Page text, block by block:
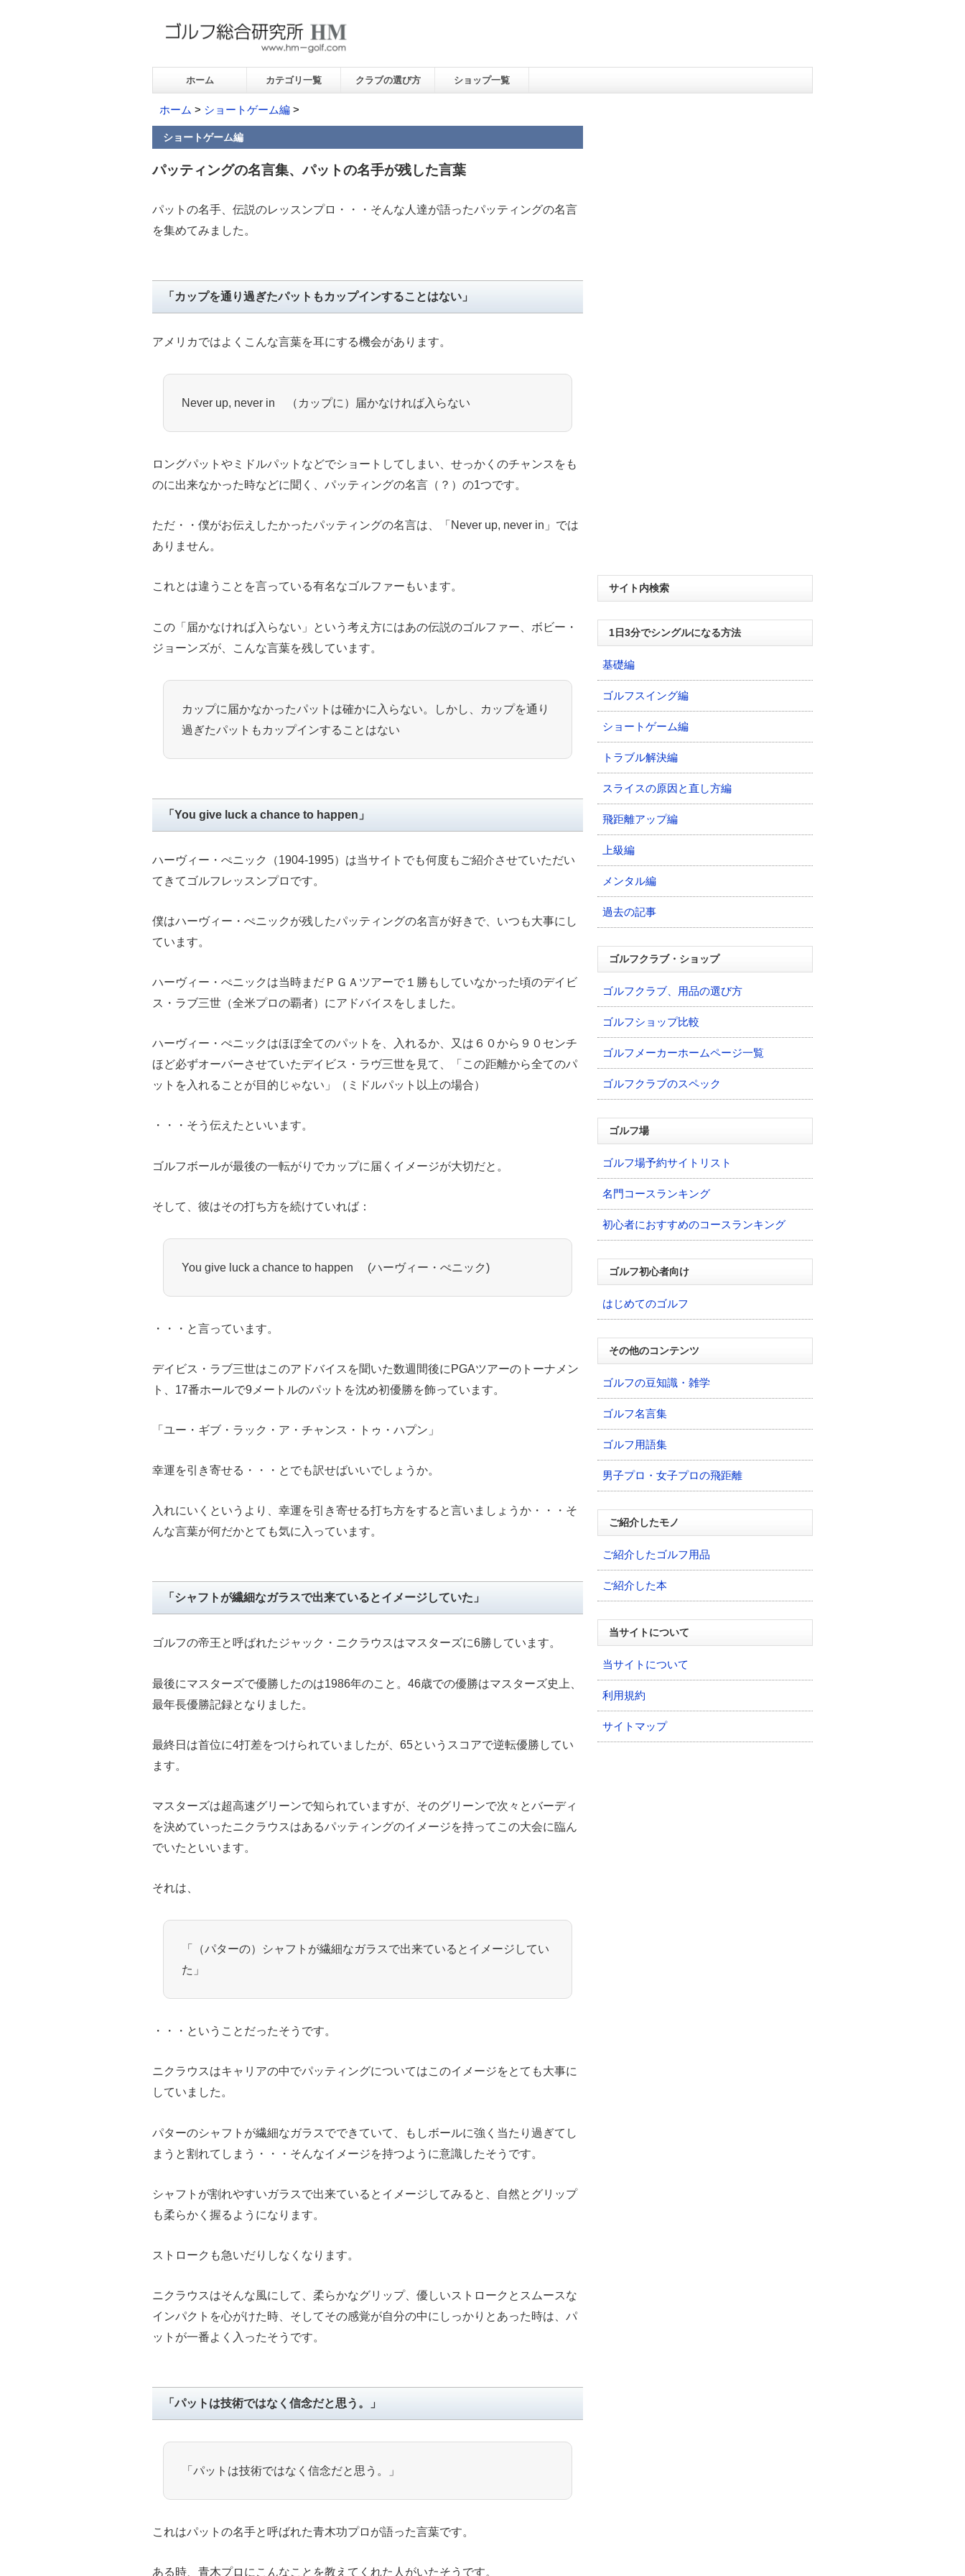
ホーム カテゴリ一覧 クラブの選び方 ショップ一覧
ホーム > ショートゲーム編 >
ショートゲーム編
パッティングの名言集、パットの名手が残した言葉
パットの名手、伝説のレッスンプロ・・・そんな人達が語ったパッティングの名言
を集めてみました。
「カップを通り過ぎたパットもカップインすることはない」
アメリカではよくこんな言葉を耳にする機会があります。
Never up, never in （カップに）届かなければ入らない
ロングパットやミドルパットなどでショートしてしまい、せっかくのチャンスをも
のに出来なかった時などに聞く、パッティングの名言（？）の1つです。
ただ・・僕がお伝えしたかったパッティングの名言は、「Never up, never in」では
ありません。
これとは違うことを言っている有名なゴルファーもいます。
この「届かなければ入らない」という考え方にはあの伝説のゴルファー、ボビー・
ジョーンズが、こんな言葉を残しています。
カップに届かなかったパットは確かに入らない。しかし、カップを通り
過ぎたパットもカップインすることはない
「You give luck a chance to happen」
ハーヴィー・ぺニック（1904-1995）は当サイトでも何度もご紹介させていただい
てきてゴルフレッスンプロです。
僕はハーヴィー・ぺニックが残したパッティングの名言が好きで、いつも大事にし
ています。
ハーヴィー・ぺニックは当時まだＰＧＡツアーで１勝もしていなかった頃のデイビ
ス・ラブ三世（全米プロの覇者）にアドバイスをしました。
ハーヴィー・ぺニックはほぼ全てのパットを、入れるか、又は６０から９０センチ
ほど必ずオーバーさせていたデイビス・ラヴ三世を見て、「この距離から全てのパ
ットを入れることが目的じゃない」（ミドルパット以上の場合）
・・・そう伝えたといいます。
ゴルフボールが最後の一転がりでカップに届くイメージが大切だと。
そして、彼はその打ち方を続けていれば：
You give luck a chance to happen (ハーヴィー・ぺニック)
・・・と言っています。
デイビス・ラブ三世はこのアドバイスを聞いた数週間後にPGAツアーのトーナメン
ト、17番ホールで9メートルのパットを沈め初優勝を飾っています。
「ユー・ギブ・ラック・ア・チャンス・トゥ・ハプン」
幸運を引き寄せる・・・とでも訳せばいいでしょうか。
入れにいくというより、幸運を引き寄せる打ち方をすると言いましょうか・・・そ
んな言葉が何だかとても気に入っています。
「シャフトが繊細なガラスで出来ているとイメージしていた」
ゴルフの帝王と呼ばれたジャック・ニクラウスはマスターズに6勝しています。
最後にマスターズで優勝したのは1986年のこと。46歳での優勝はマスターズ史上、
最年長優勝記録となりました。
最終日は首位に4打差をつけられていましたが、65というスコアで逆転優勝してい
ます。
マスターズは超高速グリーンで知られていますが、そのグリーンで次々とバーディ
を決めていったニクラウスはあるパッティングのイメージを持ってこの大会に臨ん
でいたといいます。
それは、
「（パターの）シャフトが繊細なガラスで出来ているとイメージしてい
た」
・・・ということだったそうです。
ニクラウスはキャリアの中でパッティングについてはこのイメージをとても大事に
していました。
パターのシャフトが繊細なガラスでできていて、もしボールに強く当たり過ぎてし
まうと割れてしまう・・・そんなイメージを持つように意識したそうです。
シャフトが割れやすいガラスで出来ているとイメージしてみると、自然とグリップ
も柔らかく握るようになります。
ストロークも急いだりしなくなります。
ニクラウスはそんな風にして、柔らかなグリップ、優しいストロークとスムースな
インパクトを心がけた時、そしてその感覚が自分の中にしっかりとあった時は、パ
ットが一番よく入ったそうです。
「パットは技術ではなく信念だと思う。」
「パットは技術ではなく信念だと思う。」
これはパットの名手と呼ばれた青木功プロが語った言葉です。
ある時、青木プロにこんなことを教えてくれた人がいたそうです。
サイト内検索
1日3分でシングルになる方法
基礎編
ゴルフスイング編
ショートゲーム編
トラブル解決編
スライスの原因と直し方編
飛距離アップ編
上級編
メンタル編
過去の記事
ゴルフクラブ・ショップ
ゴルフクラブ、用品の選び方
ゴルフショップ比較
ゴルフメーカーホームページ一覧
ゴルフクラブのスペック
ゴルフ場
ゴルフ場予約サイトリスト
名門コースランキング
初心者におすすめのコースランキング
ゴルフ初心者向け
はじめてのゴルフ
その他のコンテンツ
ゴルフの豆知識・雑学
ゴルフ名言集
ゴルフ用語集
男子プロ・女子プロの飛距離
ご紹介したモノ
ご紹介したゴルフ用品
ご紹介した本
当サイトについて
当サイトについて
利用規約
サイトマップ